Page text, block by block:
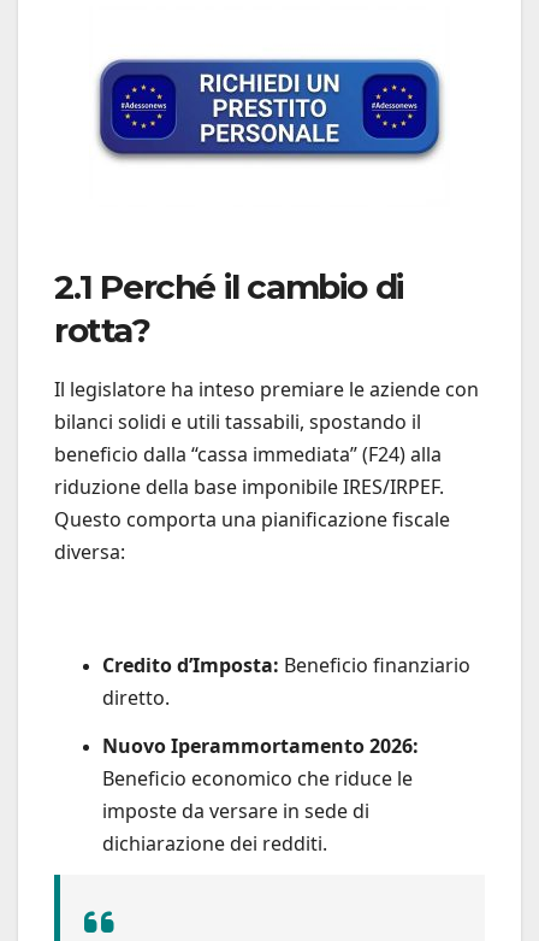
2.1 Perché il cambio di
rotta?
Il legislatore ha inteso premiare le aziende con
bilanci solidi e utili tassabili, spostando il
beneficio dalla “cassa immediata” (F24) alla
riduzione della base imponibile IRES/IRPEF.
Questo comporta una pianificazione fiscale
diversa:
Credito d’Imposta: Beneficio finanziario
diretto.
Nuovo Iperammortamento 2026:
Beneficio economico che riduce le
imposte da versare in sede di
dichiarazione dei redditi.